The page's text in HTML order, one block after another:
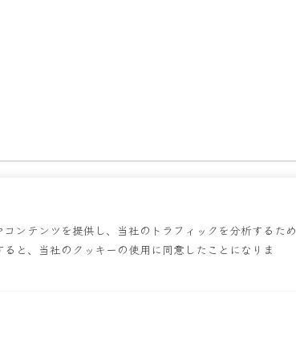
ンテンツを提供し、当社のトラフィックを分析するため
と、当社のクッキーの使用に同意したことになりま
English简体字 繁體中文한국어